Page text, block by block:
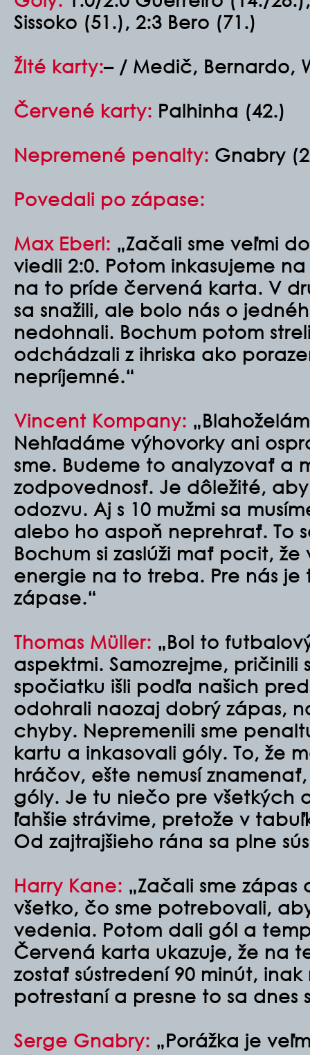
Sissoko (51.), 2:3 Bero (71.)
Žlté karty:– / Medič, Bernardo,
Červené karty: Palhinha (42.)
Nepremené penalty: Gnabry
Povedali po zápase:
Max Eberl: „Začali sme veľmi
viedli 2:0. Potom inkasujeme
na to príde červená karta. V
sa snažili, ale bolo nás o
nedohnali. Bochum potom
odchádzali z ihriska ako
nepríjemné.“
Vincent Kompany:
Nehľadáme výhovorky ani
sme. Budeme to analyzovať a
zodpovednosť. Je dôležité,
odozvu. Aj s 10 mužmi sa
alebo ho aspoň neprehrať. To
Bochum si zaslúži mať pocit, že
energie na to treba. Pre nás je
zápase.“
Thomas Müller: „Bol to
aspektmi. Samozrejme,
spočiatku išli podľa našich
odohrali naozaj dobrý zápas,
chyby. Nepremenili sme
kartu a inkasovali góly. To, že
hráčov, ešte nemusí
góly. Je tu niečo pre všetkých
ľahšie strávime, pretože v
Od zajtrajšieho rána sa plne
Harry Kane: „Začali sme zápas
všetko, čo sme potrebovali,
vedenia. Potom dali gól a
Červená karta ukazuje, že na
zostať sústredení 90 minút,
potrestaní a presne to sa dnes
Serge Gnabry: „Porážka je